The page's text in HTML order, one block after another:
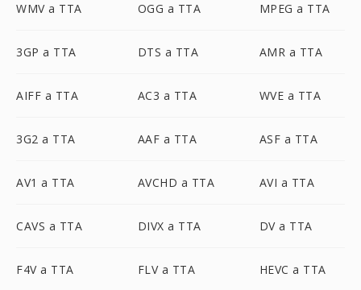
WMV a TTA OGG a TTA MPEG a TTA
3GP a TTA DTS a TTA AMR a TTA
AIFF a TTA AC3 a TTA WVE a TTA
3G2 a TTA AAF a TTA ASF a TTA
AV1 a TTA AVCHD a TTA AVI a TTA
CAVS a TTA DIVX a TTA DV a TTA
F4V a TTA FLV a TTA HEVC a TTA